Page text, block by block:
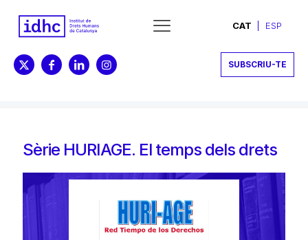
CAT ESP
SUBSCRIU-TE
Sèrie HURIAGE. El temps dels drets